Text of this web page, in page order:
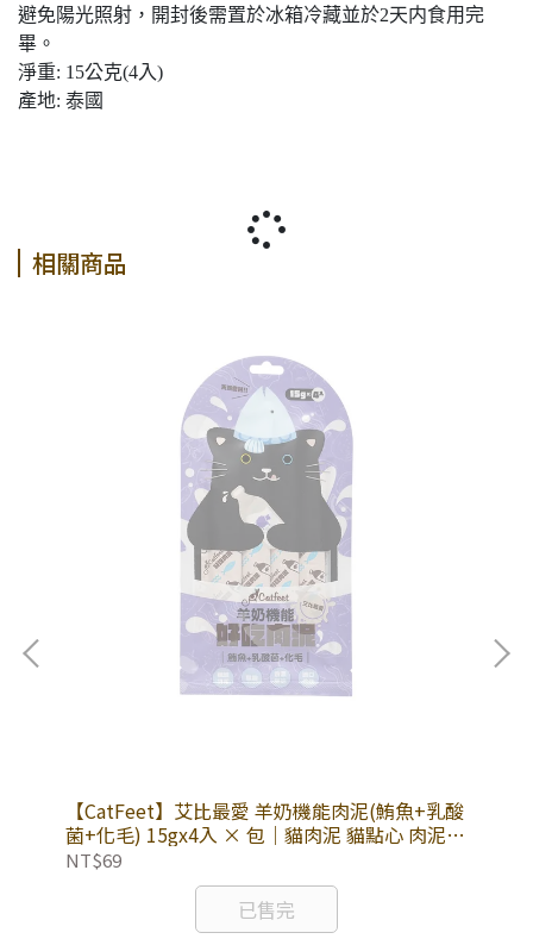
避免陽光照射，開封後需置於冰箱冷藏並於2天内食用完
畢。
淨重: 15公克(4入)
產地: 泰國
相關商品
【CatFeet】艾比最愛 羊奶機能肉泥(鮪魚+乳酸
菌+化毛) 15gx4入 × 包｜貓肉泥 貓點心 肉泥條
照顧寶貝消化道
NT$69
已售完